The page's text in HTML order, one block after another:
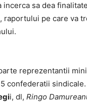
incerca sa dea
raportului pe care va
reprezentantii
confederatii
i, dl, Ringo